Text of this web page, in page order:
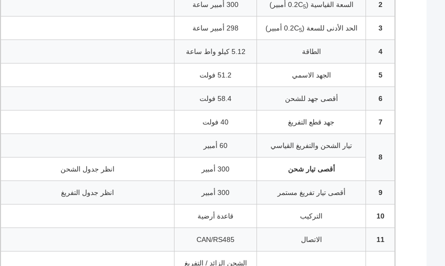
2 السعة القياسية (0.2C5 أمبير) 300 أمبير ساعة
3 الحد الأدنى للسعة (0.2C5 أمبير) 298 أمبير ساعة
4 الطاقة 5.12 كيلو واط ساعة
5 الجهد الاسمي 51.2 فولت
6 أقصى جهد للشحن 58.4 فولت
7 جهد قطع التفريغ 40 فولت
8
تيار الشحن والتفريغ القياسي 60 أمبير
أقصى تيار شحن 300 أمبير انظر جدول الشحن
9 أقصى تيار تفريغ مستمر 300 أمبير انظر جدول التفريغ
10 التركيب قاعدة أرضية
11 الاتصال CAN/RS485
الشحن الزائد / التفريغ